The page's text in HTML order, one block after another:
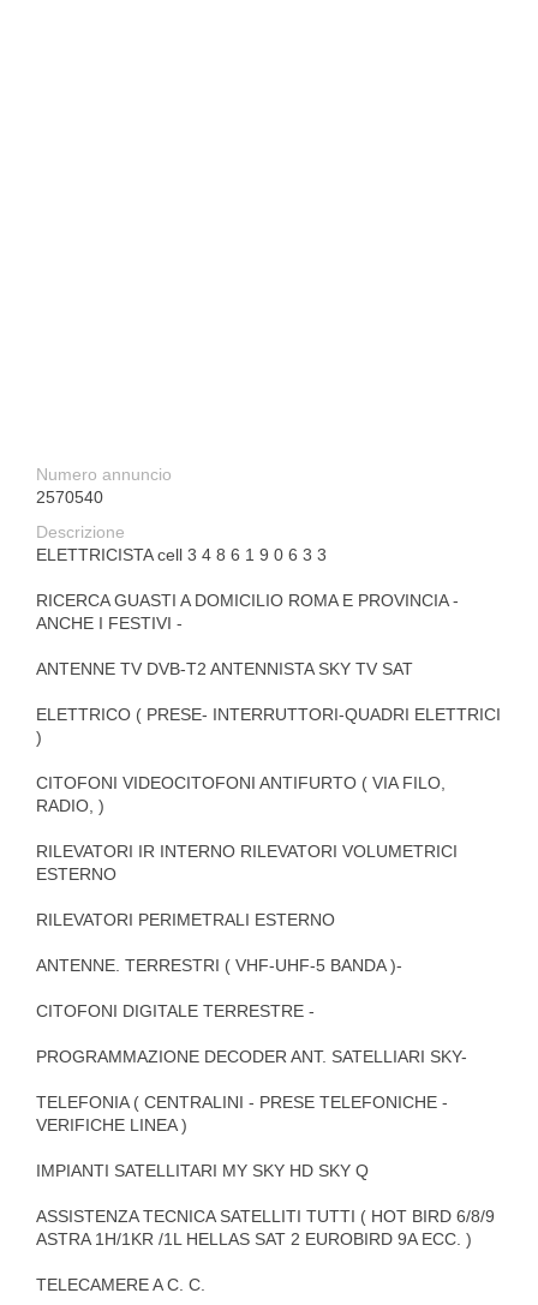
Numero annuncio
2570540
Descrizione
ELETTRICISTA cell 3 4 8 6 1 9 0 6 3 3
RICERCA GUASTI A DOMICILIO ROMA E PROVINCIA -
ANCHE I FESTIVI -
ANTENNE TV DVB-T2 ANTENNISTA SKY TV SAT
ELETTRICO ( PRESE- INTERRUTTORI-QUADRI ELETTRICI
)
CITOFONI VIDEOCITOFONI ANTIFURTO ( VIA FILO,
RADIO, )
RILEVATORI IR INTERNO RILEVATORI VOLUMETRICI
ESTERNO
RILEVATORI PERIMETRALI ESTERNO
ANTENNE. TERRESTRI ( VHF-UHF-5 BANDA )-
CITOFONI DIGITALE TERRESTRE -
PROGRAMMAZIONE DECODER ANT. SATELLIARI SKY-
TELEFONIA ( CENTRALINI - PRESE TELEFONICHE -
VERIFICHE LINEA )
IMPIANTI SATELLITARI MY SKY HD SKY Q
ASSISTENZA TECNICA SATELLITI TUTTI ( HOT BIRD 6/8/9
ASTRA 1H/1KR /1L HELLAS SAT 2 EUROBIRD 9A ECC. )
TELECAMERE A C. C.